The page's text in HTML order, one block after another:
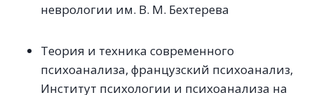
неврологии им. В. М. Бехтерева
Теория и техника современного
психоанализа, французский психоанализ,
Институт психологии и психоанализа на